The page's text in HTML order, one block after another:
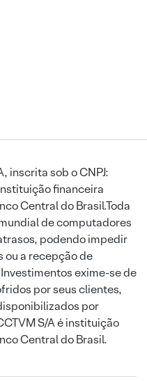
inscrita sob o CNPJ:
financeira
Central do Brasil.Toda
de computadores
podendo impedir
ou a recepção de
exime-se de
por seus clientes,
por
S/A é instituição
Central do Brasil.